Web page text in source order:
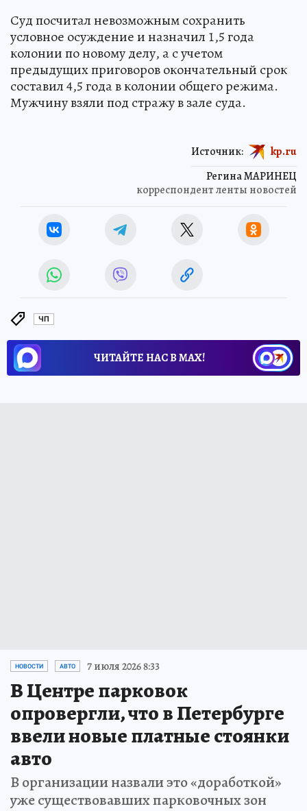
Суд посчитал невозможным сохранить
условное осуждение и назначил 1,5 года
колонии по новому делу, а с учетом
предыдущих приговоров окончательный срок
составил 4,5 года в колонии общего режима.
Мужчину взяли под стражу в зале суда.
Регина МАРИНЕЦ
корреспондент ленты новостей
Источник: kp.ru
ЧП
ЧИТАЙТЕ НАС В МАХ!
НОВОСТИ АВТО 7 июля 2026 8:33
В Центре парковок
опровергли, что в Петербурге
ввели новые платные стоянки
авто
В организации назвали это «доработкой»
уже существовавших парковочных зон